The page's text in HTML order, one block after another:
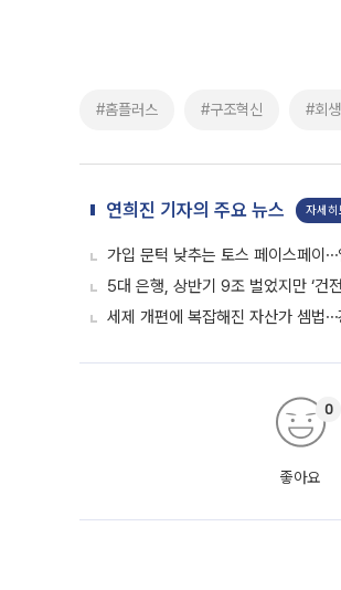
#홈플러스 #구조혁신 #회
연희진 기자의 주요 뉴스 자세히
가입 문턱 낮추는 토스 페이스페이
5대 은행, 상반기 9조 벌었지만 ‘건
세제 개편에 복잡해진 자산가 셈법⋯
좋아요
0